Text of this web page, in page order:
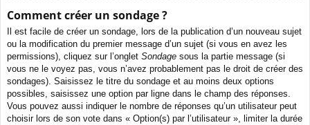
Comment créer un sondage ?
Il est facile de créer un sondage, lors de la publication d’un nouveau sujet
ou la modification du premier message d’un sujet (si vous en avez les
permissions), cliquez sur l’onglet Sondage sous la partie message (si
vous ne le voyez pas, vous n’avez probablement pas le droit de créer des
sondages). Saisissez le titre du sondage et au moins deux options
possibles, saisissez une option par ligne dans le champ des réponses.
Vous pouvez aussi indiquer le nombre de réponses qu’un utilisateur peut
choisir lors de son vote dans « Option(s) par l’utilisateur », limiter la durée